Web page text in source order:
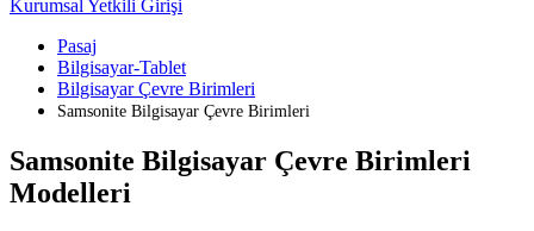
Kurumsal Yetkili Girişi
Pasaj
Bilgisayar-Tablet
Bilgisayar Çevre Birimleri
Samsonite Bilgisayar Çevre Birimleri
Samsonite Bilgisayar Çevre Birimleri
Modelleri